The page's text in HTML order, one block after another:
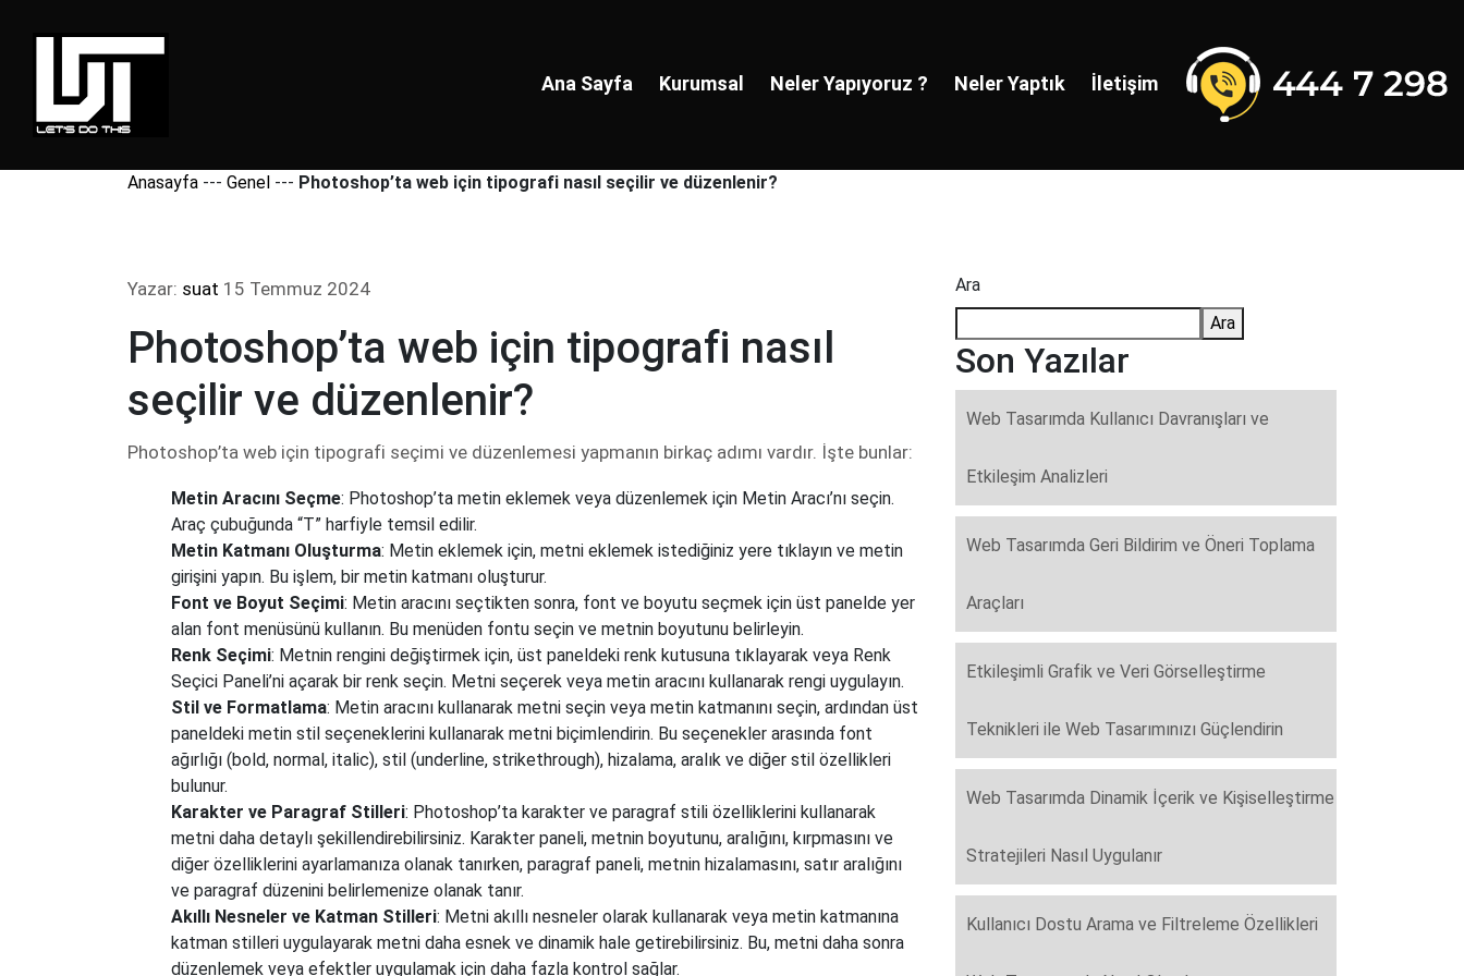
Ana Sayfa Kurumsal Neler Yapıyoruz ? Neler Yaptık İletişim
Anasayfa --- Genel --- Photoshop’ta web için tipografi nasıl seçilir ve düzenlenir?
Yazar: suat 15 Temmuz 2024
Photoshop’ta web için tipografi nasıl
seçilir ve düzenlenir?
Photoshop’ta web için tipografi seçimi ve düzenlemesi yapmanın birkaç adımı vardır. İşte bunlar:
Metin Aracını Seçme: Photoshop’ta metin eklemek veya düzenlemek için Metin Aracı’nı seçin.
Araç çubuğunda “T” harfiyle temsil edilir.
Metin Katmanı Oluşturma: Metin eklemek için, metni eklemek istediğiniz yere tıklayın ve metin
girişini yapın. Bu işlem, bir metin katmanı oluşturur.
Font ve Boyut Seçimi: Metin aracını seçtikten sonra, font ve boyutu seçmek için üst panelde yer
alan font menüsünü kullanın. Bu menüden fontu seçin ve metnin boyutunu belirleyin.
Renk Seçimi: Metnin rengini değiştirmek için, üst paneldeki renk kutusuna tıklayarak veya Renk
Seçici Paneli’ni açarak bir renk seçin. Metni seçerek veya metin aracını kullanarak rengi uygulayın.
Stil ve Formatlama: Metin aracını kullanarak metni seçin veya metin katmanını seçin, ardından üst
paneldeki metin stil seçeneklerini kullanarak metni biçimlendirin. Bu seçenekler arasında font
ağırlığı (bold, normal, italic), stil (underline, strikethrough), hizalama, aralık ve diğer stil özellikleri
bulunur.
Karakter ve Paragraf Stilleri: Photoshop’ta karakter ve paragraf stili özelliklerini kullanarak
metni daha detaylı şekillendirebilirsiniz. Karakter paneli, metnin boyutunu, aralığını, kırpmasını ve
diğer özelliklerini ayarlamanıza olanak tanırken, paragraf paneli, metnin hizalamasını, satır aralığını
ve paragraf düzenini belirlemenize olanak tanır.
Akıllı Nesneler ve Katman Stilleri: Metni akıllı nesneler olarak kullanarak veya metin katmanına
katman stilleri uygulayarak metni daha esnek ve dinamik hale getirebilirsiniz. Bu, metni daha sonra
düzenlemek veya efektler uygulamak için daha fazla kontrol sağlar.
Ara
Ara
Son Yazılar
Web Tasarımda Kullanıcı Davranışları ve
Etkileşim Analizleri
Web Tasarımda Geri Bildirim ve Öneri Toplama
Araçları
Etkileşimli Grafik ve Veri Görselleştirme
Teknikleri ile Web Tasarımınızı Güçlendirin
Web Tasarımda Dinamik İçerik ve Kişiselleştirme
Stratejileri Nasıl Uygulanır
Kullanıcı Dostu Arama ve Filtreleme Özellikleri